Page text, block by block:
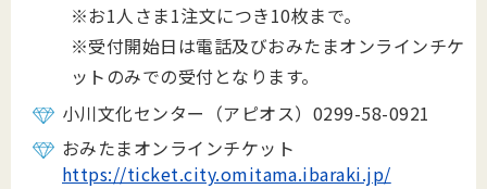
※お1人さま1注文につき10枚まで。
※受付開始日は電話及びおみたまオンラインチケ
ットのみでの受付となります。
小川文化センター（アピオス）0299-58-0921
おみたまオンラインチケット
https://ticket.city.omitama.ibaraki.jp/